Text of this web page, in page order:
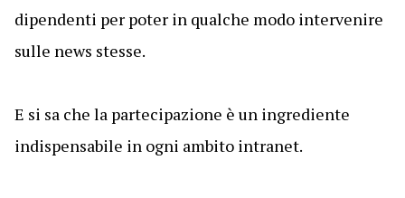
dipendenti per poter in qualche modo intervenire
sulle news stesse.
E si sa che la partecipazione è un ingrediente
indispensabile in ogni ambito intranet.